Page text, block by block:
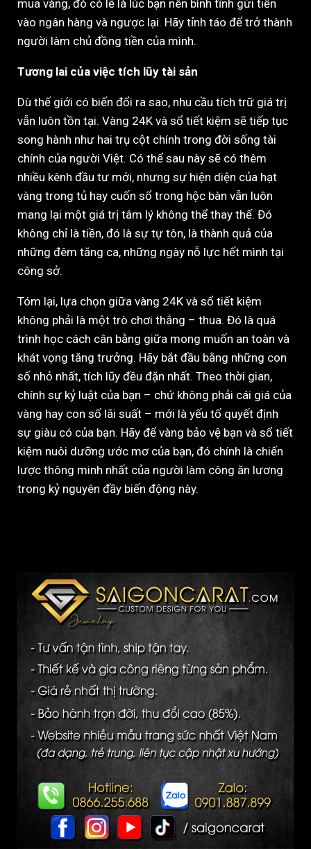
mua vàng, đó có lẽ là lúc bạn nên bình tĩnh gửi tiền
vào ngân hàng và ngược lại. Hãy tỉnh táo để trở thành
người làm chủ đồng tiền của mình.
Tương lai của việc tích lũy tài sản
Dù thế giới có biến đổi ra sao, nhu cầu tích trữ giá trị
vẫn luôn tồn tại. Vàng 24K và sổ tiết kiệm sẽ tiếp tục
song hành như hai trụ cột chính trong đời sống tài
chính của người Việt. Có thể sau này sẽ có thêm
nhiều kênh đầu tư mới, nhưng sự hiện diện của hạt
vàng trong tủ hay cuốn sổ trong hộc bàn vẫn luôn
mang lại một giá trị tâm lý không thể thay thế. Đó
không chỉ là tiền, đó là sự tự tôn, là thành quả của
những đêm tăng ca, những ngày nỗ lực hết mình tại
công sở.
Tóm lại, lựa chọn giữa vàng 24K và sổ tiết kiệm
không phải là một trò chơi thắng – thua. Đó là quá
trình học cách cân bằng giữa mong muốn an toàn và
khát vọng tăng trưởng. Hãy bắt đầu bằng những con
số nhỏ nhất, tích lũy đều đặn nhất. Theo thời gian,
chính sự kỷ luật của bạn – chứ không phải cái giá của
vàng hay con số lãi suất – mới là yếu tố quyết định
sự giàu có của bạn. Hãy để vàng bảo vệ bạn và sổ tiết
kiệm nuôi dưỡng ước mơ của bạn, đó chính là chiến
lược thông minh nhất của người làm công ăn lương
trong kỷ nguyên đầy biến động này.